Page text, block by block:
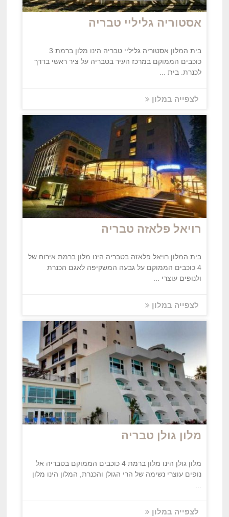
אסטוריה גליליי טבריה
בית המלון אסטוריה גליליי טבריה הינו מלון ברמת 3
כוכבים הממוקם במרכז העיר בטבריה על ציר ראשי בדרך
לכנרת. בית ...
לצפייה במלון
רויאל פלאזה טבריה
בית המלון רויאל פלאזה בטבריה הינו מלון ברמת אירוח של
4 כוכבים הממוקם על גבעה המשקיפה לאגם הכנרת
ולנופים עוצרי ...
לצפייה במלון
מלון גולן טבריה
מלון גולן הינו מלון ברמת 4 כוכבים הממוקם בטבריה אל
נופים עוצרי נשימה של הרי הגולן והכנרת, המלון הינו מלון
לצפייה במלון